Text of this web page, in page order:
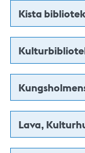
Kista bibliotek
Lava,